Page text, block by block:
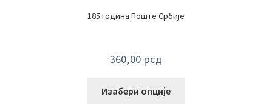
185 година Поште Србије
360,00 рсд
Изабери опције